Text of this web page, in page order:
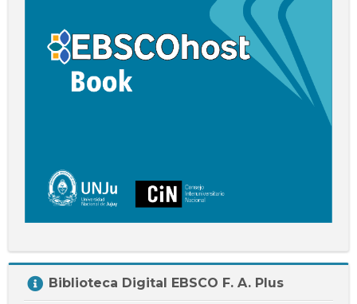
Biblioteca
Biblioteca Digital EBSCO F. A. Plus